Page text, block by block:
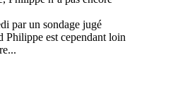
par un sondage jugé
Philippe est cependant loin